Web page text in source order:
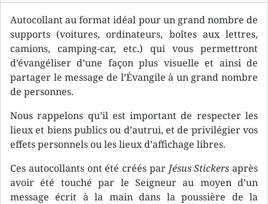
Autocollant au format idéal pour un grand nombre de
supports (voitures, ordinateurs, boîtes aux lettres,
camions, camping-car, etc.) qui vous permettront
d’évangéliser d’une façon plus visuelle et ainsi de
partager le message de l’Évangile à un grand nombre
de personnes.
Nous rappelons qu’il est important de respecter les
lieux et biens publics ou d’autrui, et de privilégier vos
effets personnels ou les lieux d’affichage libres.
Ces autocollants ont été créés par Jésus Stickers après
avoir été touché par le Seigneur au moyen d’un
message écrit à la main dans la poussière de la